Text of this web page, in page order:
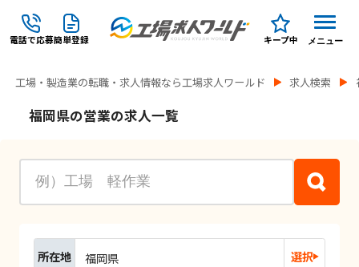
電話で応募簡単登録 キープ中 メニュー
工場・製造業の転職・求人情報なら工場求人ワールド 求人検索
福岡県の営業の求人一覧
所在地 福岡県 選択